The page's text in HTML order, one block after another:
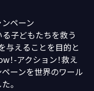
ペーン
子どもたちを救う
与えることを目的と
！-アクション！救え
ーンを世界のワール
。